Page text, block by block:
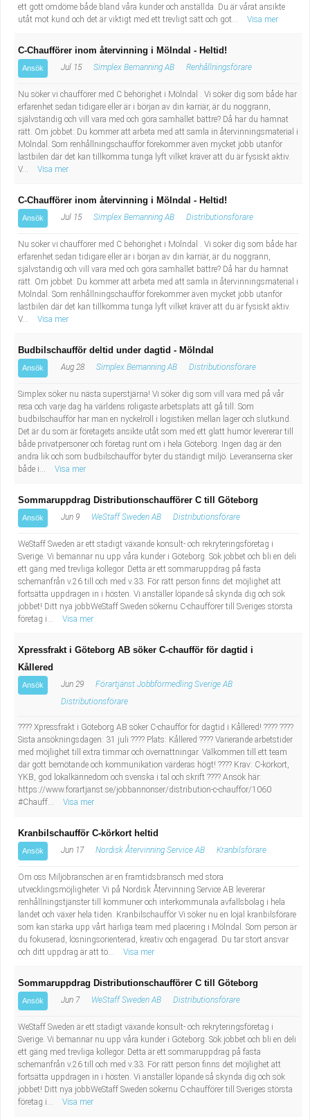
ett gott omdöme både bland våra kunder och anställda. Du är vårat ansikte
utåt mot kund och det är viktigt med ett trevligt sätt och got...
Visa mer
C-Chaufförer inom återvinning i Mölndal - Heltid!
Ansök Jul 15 Simplex Bemanning AB Renhållningsförare
Nu söker vi chaufförer med C behörighet i Mölndal . Vi söker dig som både har
erfarenhet sedan tidigare eller är i början av din karriär, är du noggrann,
självständig och vill vara med och göra samhället bättre? Då har du hamnat
rätt. Om jobbet: Du kommer att arbeta med att samla in återvinningsmaterial i
Mölndal. Som renhållningschaufför förekommer även mycket jobb utanför
lastbilen där det kan tillkomma tunga lyft vilket kräver att du är fysiskt aktiv.
V...
Visa mer
C-Chaufförer inom återvinning i Mölndal - Heltid!
Ansök Jul 15 Simplex Bemanning AB Distributionsförare
Nu söker vi chaufförer med C behörighet i Mölndal . Vi söker dig som både har
erfarenhet sedan tidigare eller är i början av din karriär, är du noggrann,
självständig och vill vara med och göra samhället bättre? Då har du hamnat
rätt. Om jobbet: Du kommer att arbeta med att samla in återvinningsmaterial i
Mölndal. Som renhållningschaufför förekommer även mycket jobb utanför
lastbilen där det kan tillkomma tunga lyft vilket kräver att du är fysiskt aktiv.
V...
Visa mer
Budbilschaufför deltid under dagtid - Mölndal
Ansök Aug 28 Simplex Bemanning AB Distributionsförare
Simplex söker nu nästa superstjärna! Vi söker dig som vill vara med på vår
resa och varje dag ha världens roligaste arbetsplats att gå till. Som
budbilschaufför har man en nyckelroll i logistiken mellan lager och slutkund.
Det är du som är företagets ansikte utåt som med ett glatt humör levererar till
både privatpersoner och företag runt om i hela Göteborg. Ingen dag är den
andra lik och som budbilschaufför byter du ständigt miljö. Leveranserna sker
både i...
Visa mer
Sommaruppdrag Distributionschaufförer C till Göteborg
Ansök Jun 9 WeStaff Sweden AB Distributionsförare
WeStaff Sweden är ett stadigt växande konsult- och rekryteringsföretag i
Sverige. Vi bemannar nu upp våra kunder i Göteborg. Sök jobbet och bli en deli
ett gäng med trevliga kollegor. Detta är ett sommaruppdrag på fasta
schemanfrån v.26 till och med v.33. För rätt person finns det möjlighet att
fortsätta uppdragen in i hösten. Vi anställer löpande så skynda dig och sök
jobbet! Ditt nya jobbWeStaff Sweden sökernu C-chaufförer till Sveriges största
företag i...
Visa mer
Xpressfrakt i Göteborg AB söker C-chaufför för dagtid i
Kållered
Ansök Jun 29
Förartjänst Jobbförmedling Sverige AB
Distributionsförare
???? Xpressfrakt i Göteborg AB söker C-chaufför för dagtid i Kållered! ???? ????
Sista ansökningsdagen: 31 juli ???? Plats: Kållered ???? Varierande arbetstider
med möjlighet till extra timmar och övernattningar. Välkommen till ett team
där gott bemötande och kommunikation värderas högt! ???? Krav: C-körkort,
YKB, god lokalkännedom och svenska i tal och skrift ???? Ansök här:
https://www.forartjanst.se/jobbannonser/distribution-c-chauffor/1060
#Chauff...
Visa mer
Kranbilschaufför C-körkort heltid
Ansök Jun 17 Nordisk Återvinning Service AB Kranbilsförare
Om oss Miljöbranschen är en framtidsbransch med stora
utvecklingsmöjligheter. Vi på Nordisk Återvinning Service AB levererar
renhållningstjänster till kommuner och interkommunala avfallsbolag i hela
landet och växer hela tiden. Kranbilschaufför Vi söker nu en lojal kranbilsförare
som kan stärka upp vårt härliga team med placering i Mölndal. Som person är
du fokuserad, lösningsorienterad, kreativ och engagerad. Du tar stort ansvar
och ditt uppdrag är att tö...
Visa mer
Sommaruppdrag Distributionschaufförer C till Göteborg
Ansök Jun 7 WeStaff Sweden AB Distributionsförare
WeStaff Sweden är ett stadigt växande konsult- och rekryteringsföretag i
Sverige. Vi bemannar nu upp våra kunder i Göteborg. Sök jobbet och bli en deli
ett gäng med trevliga kollegor. Detta är ett sommaruppdrag på fasta
schemanfrån v.26 till och med v.33. För rätt person finns det möjlighet att
fortsätta uppdragen in i hösten. Vi anställer löpande så skynda dig och sök
jobbet! Ditt nya jobbWeStaff Sweden sökernu C-chaufförer till Sveriges största
företag i...
Visa mer